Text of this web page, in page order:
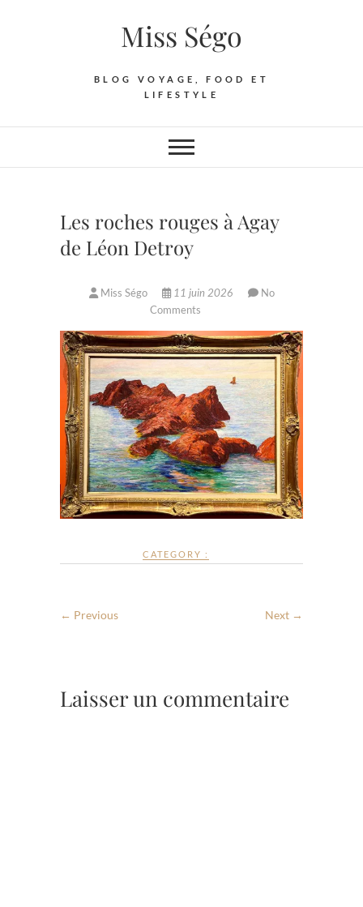
Miss Ségo
BLOG VOYAGE, FOOD ET
LIFESTYLE
Les roches rouges à Agay
de Léon Detroy
Miss Ségo 11 juin 2026
No
Comments
CATEGORY :
← Previous Next →
Laisser un commentaire